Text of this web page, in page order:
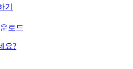
기
로드
요?